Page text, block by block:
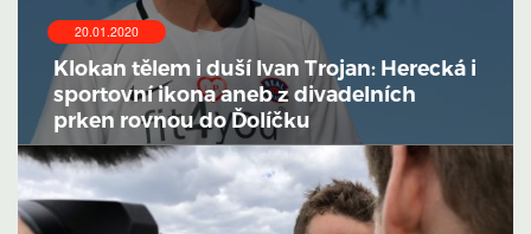
20.01.2020
Klokan tělem i duší Ivan Trojan: Herecká i
sportovní ikona aneb z divadelních
prken rovnou do Ďolíčku